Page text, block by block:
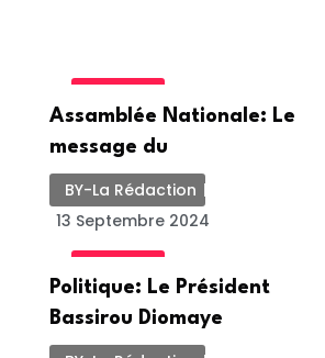
Assamblée Nationale: Le
message du
BY-La Rédaction
13 Septembre 2024
Politique: Le Président
Bassirou Diomaye